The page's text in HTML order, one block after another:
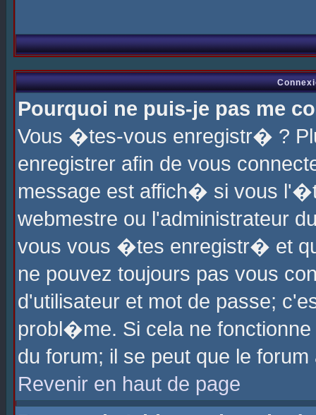
Pourquoi ne puis-je pas me
Vous �tes-vous enregistr� ?
enregistrer afin de vous
message est affich� si vous
webmestre ou l'administrateur
vous vous �tes enregistr� et
ne pouvez toujours pas vous
d'utilisateur et mot de passe;
probl�me. Si cela ne
du forum; il se peut que le
Revenir en haut de page